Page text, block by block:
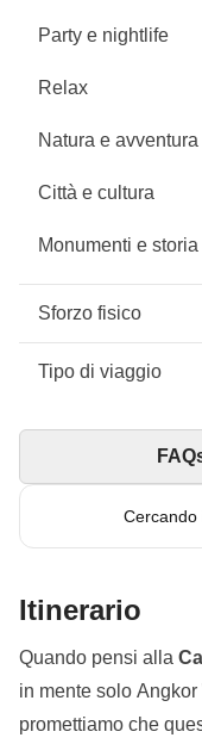
Party e nightlife
Relax
Natura e avventura
Città e cultura
Monumenti e storia
Sforzo fisico
Tipo di viaggio
Cercando
Itinerario
Quando pensi alla
in mente solo
promettiamo che